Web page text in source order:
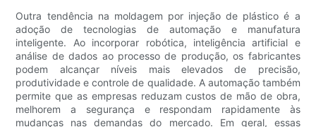
Outra tendência na moldagem por injeção de plástico é a
adoção de tecnologias de automação e manufatura
inteligente. Ao incorporar robótica, inteligência artificial e
análise de dados ao processo de produção, os fabricantes
podem alcançar níveis mais elevados de precisão,
produtividade e controle de qualidade. A automação também
permite que as empresas reduzam custos de mão de obra,
melhorem a segurança e respondam rapidamente às
mudanças nas demandas do mercado. Em geral, essas